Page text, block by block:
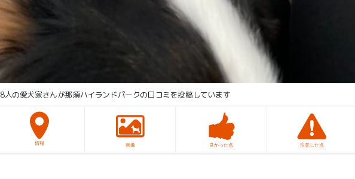
8人の愛犬家さんが那須ハイランドパークの口コミを投稿しています
情報 画像 良かった点 注意した点